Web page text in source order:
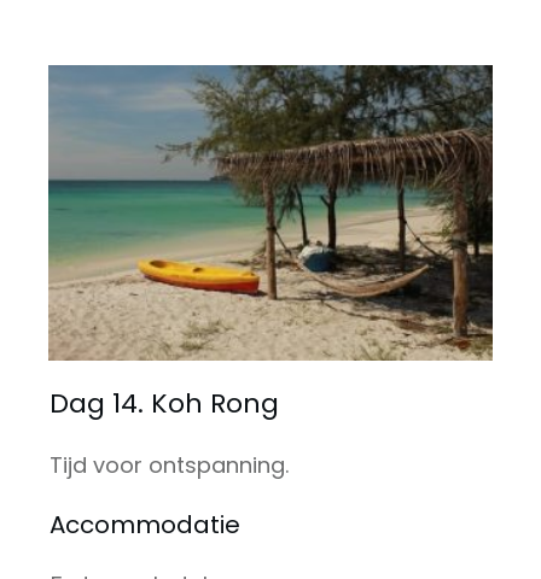
Dag 14. Koh Rong
Tijd voor ontspanning.
Accommodatie